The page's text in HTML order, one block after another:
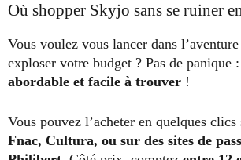
Où shopper Skyjo sans se ruiner
Vous voulez vous lancer dans
exploser votre budget ? Pas de panique :
abordable et facile à trouver !
Vous pouvez l’acheter en quelques clics
Fnac, Cultura, ou sur des sites de